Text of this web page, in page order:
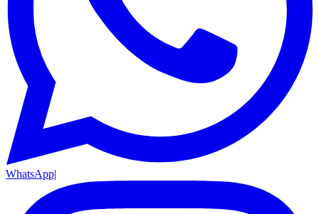
WhatsApp|